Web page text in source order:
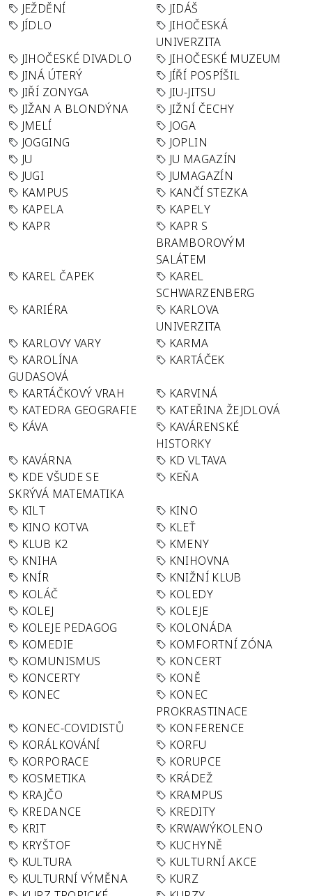
JEŽDĚNÍ
JIDÁŠ
JÍDLO
JIHOČESKÁ
UNIVERZITA
JIHOČESKÉ DIVADLO
JIHOČESKÉ MUZEUM
JINÁ ÚTERÝ
JÍŘÍ POSPÍŠIL
JIŘÍ ZONYGA
JIU-JITSU
JIŽAN A BLONDÝNA
JIŽNÍ ČECHY
JMELÍ
JOGA
JOGGING
JOPLIN
JU
JU MAGAZÍN
JUGI
JUMAGAZÍN
KAMPUS
KANČÍ STEZKA
KAPELA
KAPELY
KAPR
KAPR S
BRAMBOROVÝM
SALÁTEM
KAREL ČAPEK
KAREL
SCHWARZENBERG
KARIÉRA
KARLOVA
UNIVERZITA
KARLOVY VARY
KARMA
KAROLÍNA
GUDASOVÁ
KARTÁČEK
KARTÁČKOVÝ VRAH
KARVINÁ
KATEDRA GEOGRAFIE
KATEŘINA ŽEJDLOVÁ
KÁVA
KAVÁRENSKÉ
HISTORKY
KAVÁRNA
KD VLTAVA
KDE VŠUDE SE
SKRÝVÁ MATEMATIKA
KEŇA
KILT
KINO
KINO KOTVA
KLEŤ
KLUB K2
KMENY
KNIHA
KNIHOVNA
KNÍR
KNIŽNÍ KLUB
KOLÁČ
KOLEDY
KOLEJ
KOLEJE
KOLEJE PEDAGOG
KOLONÁDA
KOMEDIE
KOMFORTNÍ ZÓNA
KOMUNISMUS
KONCERT
KONCERTY
KONĚ
KONEC
KONEC
PROKRASTINACE
KONEC-COVIDISTŮ
KONFERENCE
KORÁLKOVÁNÍ
KORFU
KORPORACE
KORUPCE
KOSMETIKA
KRÁDEŽ
KRAJČO
KRAMPUS
KREDANCE
KREDITY
KRIT
KRWAWÝKOLENO
KRYŠTOF
KUCHYNĚ
KULTURA
KULTURNÍ AKCE
KULTURNÍ VÝMĚNA
KURZ